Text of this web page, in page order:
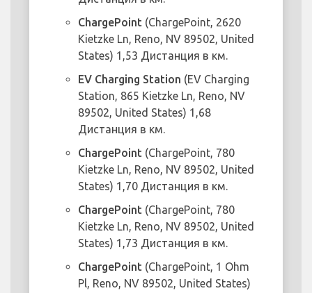
ChargePoint (ChargePoint, 2620
Kietzke Ln, Reno, NV 89502, United
States) 1,53 Дистанция в км.
EV Charging Station (EV Charging
Station, 865 Kietzke Ln, Reno, NV
89502, United States) 1,68
Дистанция в км.
ChargePoint (ChargePoint, 780
Kietzke Ln, Reno, NV 89502, United
States) 1,70 Дистанция в км.
ChargePoint (ChargePoint, 780
Kietzke Ln, Reno, NV 89502, United
States) 1,73 Дистанция в км.
ChargePoint (ChargePoint, 1 Ohm
Pl, Reno, NV 89502, United States)